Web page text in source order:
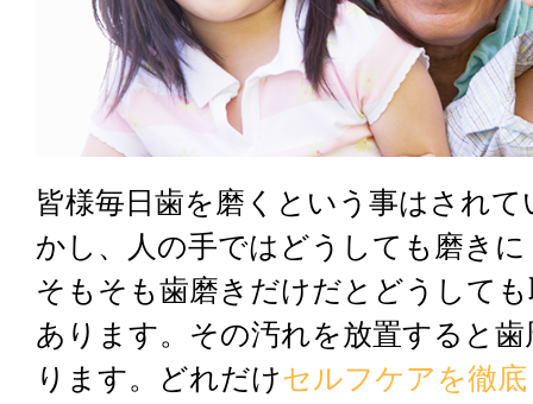
皆様毎日歯を磨くという事はされ
かし、人の手ではどうしても磨き
そもそも歯磨きだけだとどうして
あります。その汚れを放置すると
ります。どれだけセルフケアを徹